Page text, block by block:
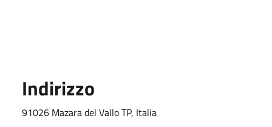
Indirizzo
91026 Mazara del Vallo TP, Italia